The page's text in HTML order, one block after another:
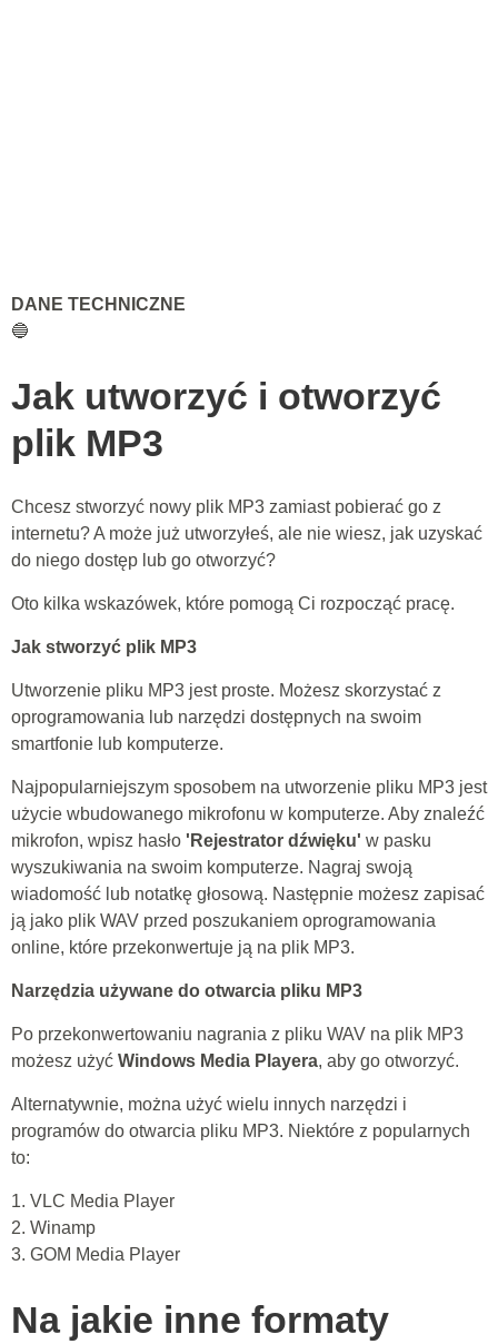
DANE TECHNICZNE
🔵
Jak utworzyć i otworzyć
plik MP3
Chcesz stworzyć nowy plik MP3 zamiast pobierać go z
internetu? A może już utworzyłeś, ale nie wiesz, jak uzyskać
do niego dostęp lub go otworzyć?
Oto kilka wskazówek, które pomogą Ci rozpocząć pracę.
Jak stworzyć plik MP3
Utworzenie pliku MP3 jest proste. Możesz skorzystać z
oprogramowania lub narzędzi dostępnych na swoim
smartfonie lub komputerze.
Najpopularniejszym sposobem na utworzenie pliku MP3 jest
użycie wbudowanego mikrofonu w komputerze. Aby znaleźć
mikrofon, wpisz hasło 'Rejestrator dźwięku' w pasku
wyszukiwania na swoim komputerze. Nagraj swoją
wiadomość lub notatkę głosową. Następnie możesz zapisać
ją jako plik WAV przed poszukaniem oprogramowania
online, które przekonwertuje ją na plik MP3.
Narzędzia używane do otwarcia pliku MP3
Po przekonwertowaniu nagrania z pliku WAV na plik MP3
możesz użyć Windows Media Playera, aby go otworzyć.
Alternatywnie, można użyć wielu innych narzędzi i
programów do otwarcia pliku MP3. Niektóre z popularnych
to:
1. VLC Media Player
2. Winamp
3. GOM Media Player
Na jakie inne formaty